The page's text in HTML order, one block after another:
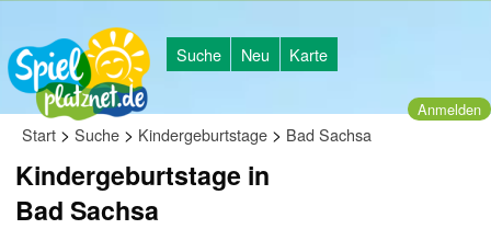
Suche Neu Karte
Anmelden
Start > Suche > Kindergeburtstage > Bad Sachsa
Kindergeburtstage in
Bad Sachsa